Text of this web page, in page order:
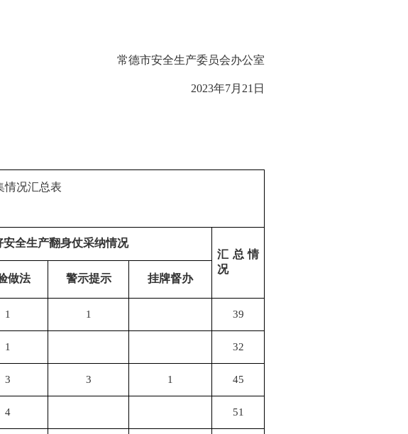
常德市安全生产委员会办公室
2023年7月21日
情况汇总表
安全生产翻身仗采纳情况
汇总情
况
做法 警示提示 挂牌督办
1 1 39
1 32
3 3 1 45
4 51